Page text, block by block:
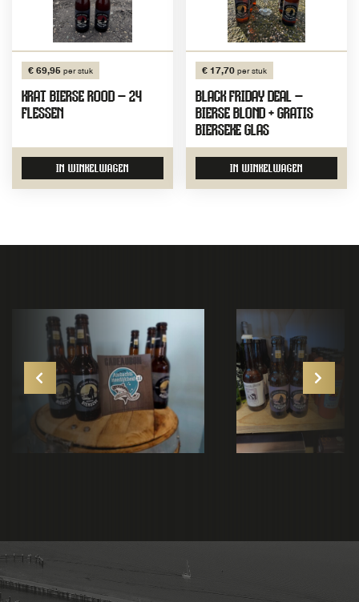
€ 69,95 per stuk
KRAT BIERSE ROOD – 24
FLESSEN
IN WINKELWAGEN
€ 17,70 per stuk
BLACK FRIDAY DEAL –
BIERSE BLOND + GRATIS
BIERSEKE GLAS
IN WINKELWAGEN